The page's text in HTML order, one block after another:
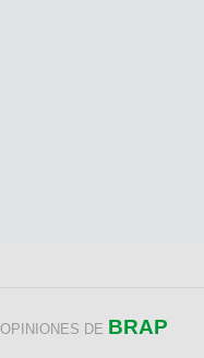
OPINIONES DE BRAP